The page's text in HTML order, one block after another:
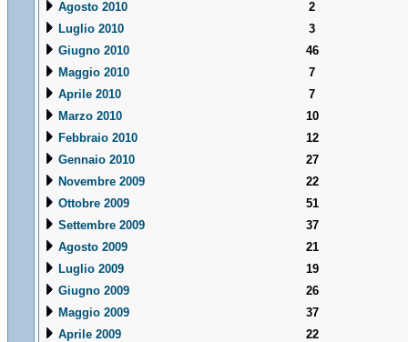
Agosto 2010
2
Luglio 2010
3
Giugno 2010
46
Maggio 2010
7
Aprile 2010
7
Marzo 2010
10
Febbraio 2010
12
Gennaio 2010
27
Novembre 2009
22
Ottobre 2009
51
Settembre 2009
37
Agosto 2009
21
Luglio 2009
19
Giugno 2009
26
Maggio 2009
37
Aprile 2009
22